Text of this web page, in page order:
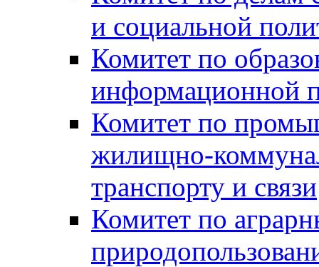
и социальной
Комитет по
информационной
Комитет по
жилищно-
транспорту и связи
Комитет по